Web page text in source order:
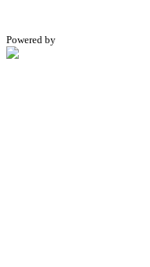
Powered by